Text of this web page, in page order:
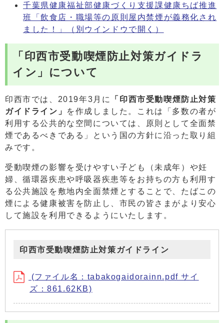
千葉県健康福祉部健康づくり支援課健康ちば推進
班「飲食店・職場等の原則屋内禁煙が義務化され
ました！」
（別ウインドウで開く）
「印西市受動喫煙防止対策ガイドラ
イン」について
印西市では、2019年3月に
「印西市受動喫煙防止対策
ガイドライン」
を作成しました。これは「多数の者が
利用する公共的な空間については、原則として全面禁
煙であるべきである」という国の方針に沿った取り組
みです。
受動喫煙の影響を受けやすい子ども（未成年）や妊
婦、循環器疾患や呼吸器疾患等をお持ちの方も利用す
る公共施設を敷地内全面禁煙とすることで、たばこの
煙による健康被害を防止し、市民の皆さまがより安心
して施設を利用できるようにいたします。
印西市受動喫煙防止対策ガイドライン
(ファイル名：tabakogaidorainn.pdf サイ
ズ：861.62KB)